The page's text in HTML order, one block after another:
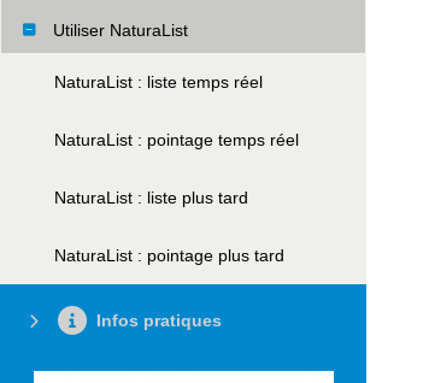
Utiliser NaturaList
NaturaList : liste temps réel
NaturaList : pointage temps réel
NaturaList : liste plus tard
NaturaList : pointage plus tard
Infos pratiques